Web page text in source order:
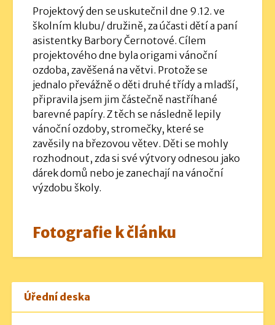
Projektový den se uskutečnil dne 9.12. ve
školním klubu/ družině, za účasti dětí a paní
asistentky Barbory Černotové. Cílem
projektového dne byla origami vánoční
ozdoba, zavěšená na větvi. Protože se
jednalo převážně o děti druhé třídy a mladší,
připravila jsem jim částečně nastříhané
barevné papíry. Z těch se následně lepily
vánoční ozdoby, stromečky, které se
zavěsily na březovou větev. Děti se mohly
rozhodnout, zda si své výtvory odnesou jako
dárek domů nebo je zanechají na vánoční
výzdobu školy.
Fotografie k článku
Úřední deska